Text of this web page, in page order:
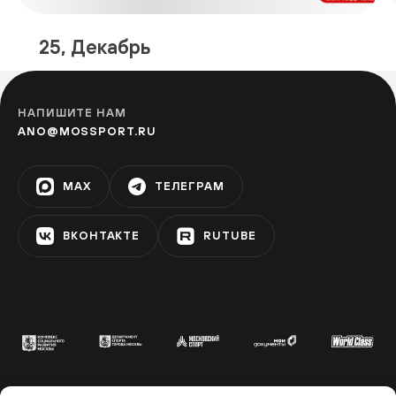
Парк 850-летия Москвы
ТИМИРЯЗЕВСКАЯ
25, Декабрь
НАПИШИТЕ НАМ
ANO@MOSSPORT.RU
MAX ТЕЛЕГРАМ
ВКОНТАКТЕ RUTUBE